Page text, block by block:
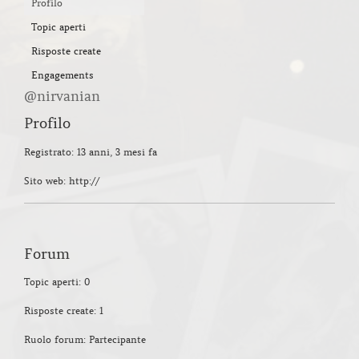
Profilo
Topic aperti
Risposte create
Engagements
@nirvanian
Profilo
Registrato: 13 anni, 3 mesi fa
Sito web: http://
Forum
Topic aperti: 0
Risposte create: 1
Ruolo forum: Partecipante